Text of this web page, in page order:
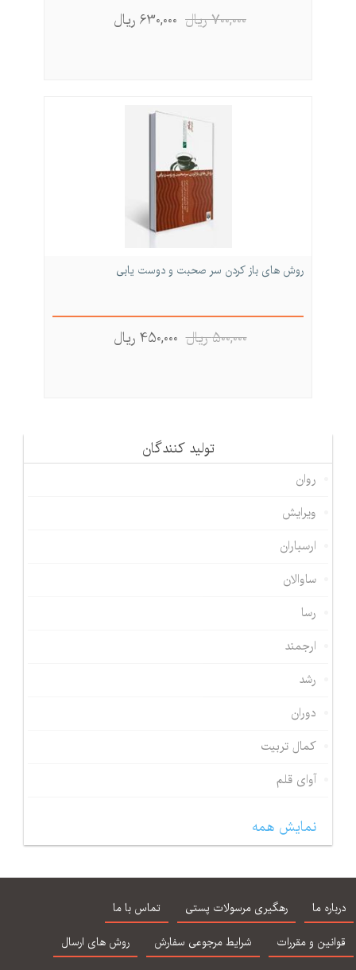
تولید كنندگان
روان
ویرایش
ارسباران
ساوالان
رسا
ارجمند
رشد
دوران
کمال تربیت
آوای قلم
نمایش همه
700,000 ريال 630,000 ريال
روش های باز کردن سر صحبت و دوست یابی
500,000 ريال 450,000 ريال
درباره ما رهگیری مرسولات پستی
تماس با ما
قوانین و مقررات
شرایط مرجوعی سفارش روش های ارسال